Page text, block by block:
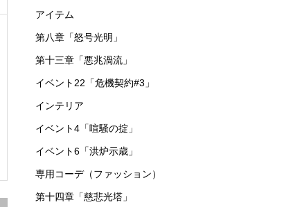
アイテム
第八章「怒号光明」
第十三章「悪兆渦流」
イベント22「危機契約#3」
インテリア
イベント4「喧騒の掟」
イベント6「洪炉示歳」
専用コーデ（ファッション）
第十四章「慈悲光塔」